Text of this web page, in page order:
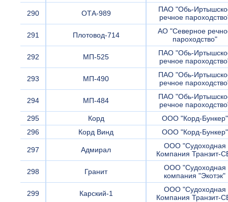
290 ОТА-989
ПАО "Обь-
речное
291 Плотовод-714
АО "Северное
пароходство"
292 МП-525
ПАО "Обь-
речное
293 МП-490
ПАО "Обь-
речное
294 МП-484
ПАО "Обь-
речное
295
Корд
ООО "Корд-Бункер"
296
Корд Винд ООО "Корд-Бункер"
297 Адмирал
ООО "Судоходная
Компания Транзит-
298 Гранит
ООО "Судоходная
компания "Экотэк"
299 Карский-1
ООО "Судоходная
Компания Транзит-